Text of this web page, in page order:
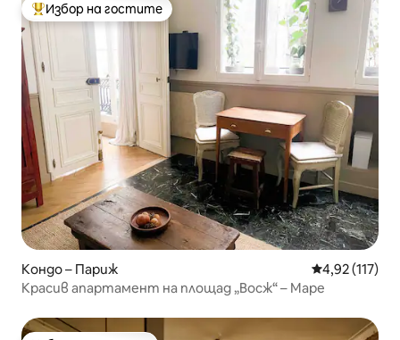
Най-популярен избор на гостите
Избор на гостите
Кондо – Париж Средна
4,92 (117)
Красив апартамент на площад „Восж“ – Маре